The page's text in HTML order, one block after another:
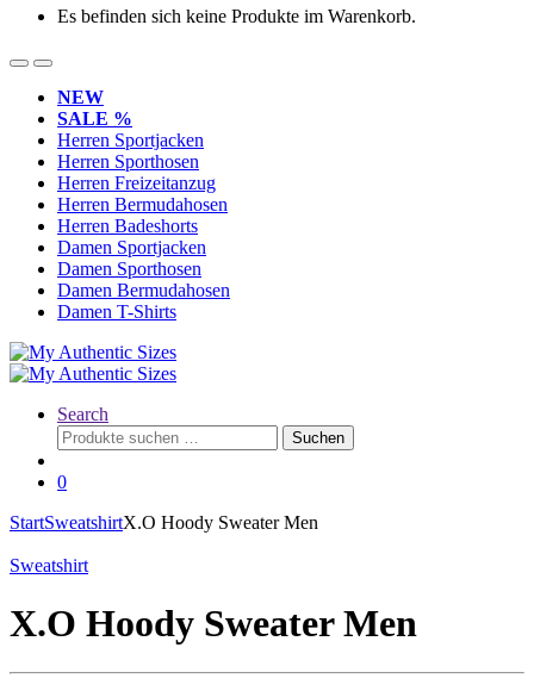
Es befinden sich keine Produkte im Warenkorb.
NEW
SALE %
Herren Sportjacken
Herren Sporthosen
Herren Freizeitanzug
Herren Bermudahosen
Herren Badeshorts
Damen Sportjacken
Damen Sporthosen
Damen Bermudahosen
Damen T-Shirts
Search
Suchen
nach:
Suchen
0
StartSweatshirtX.O Hoody Sweater Men
Sweatshirt
X.O Hoody Sweater Men